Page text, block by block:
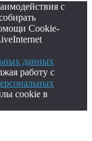
с
Cookie-
данных
работу с
cookie в